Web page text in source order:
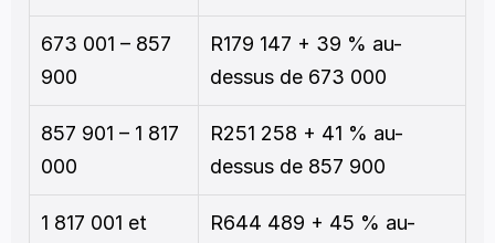
673 001 – 857
900
R179 147 + 39 % au-
dessus de 673 000
857 901 – 1 817
000
R251 258 + 41 % au-
dessus de 857 900
1 817 001 et
R644 489 + 45 % au-